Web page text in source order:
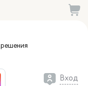
решения
Вход